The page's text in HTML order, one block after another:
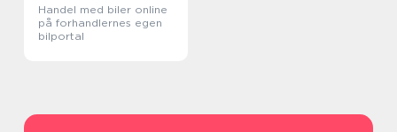
Handel med biler online
på forhandlernes egen
bilportal